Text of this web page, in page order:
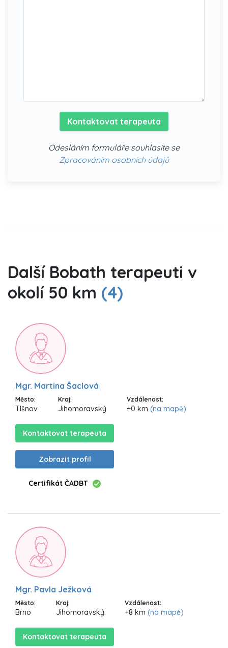
Kontaktovat terapeuta
Odesláním formuláře souhlasíte se
Zpracováním osobních údajů
Další Bobath terapeuti v
okolí 50 km (4)
Mgr. Martina Šaclová
Město:
TIšnov
Kraj:
Jihomoravský
Vzdálenost:
+0 km (na mapě)
Kontaktovat terapeuta
Zobrazit profil
Certifikát ČADBT
Mgr. Pavla Ježková
Město:
Brno
Kraj:
Jihomoravský
Vzdálenost:
+8 km (na mapě)
Kontaktovat terapeuta